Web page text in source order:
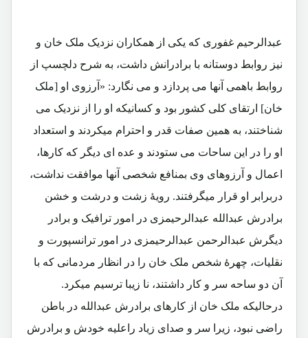
عبدالرحیم غفوری که یکی از همکاران نزدیک ملک خان و
نیز روابط دوستانه با برادرانش داشت، به شرح دلچسپ از
روابط باهمی آنها می پردازد و می نگارد: «آرزوی او [ملک
خان] ارتقای کلی کشور بود و کسانیکه او را از نزدیک می
شناختند، به همین صفات قدر و احترام میکردند و استعداد
او را در این ساحات می ستودند و عده ای دیگر که کارها،
اعمال و آرزوهای وی بمنافع شخصی آنها موافقت نداشت،
دربرابر او قرار میگرفتند. رویۀ زشت و درشت و خشن
برادرش عبدالله عبدالرحیمزی در امور ترافیک و برادر
دیگرش عبدالرحمن عبدالرحیمزی در امور ترانسپورت و
نقلیات، چهرۀ شخص ملک خان را در انظار مردمانی که با
آن دو ساحه سر و کار داشتند، نا زیبا ترسیم میکرد.
درحالیکه ملک خان از کارهای برادرش عبدالله در باطن
راضی نبود، زیرا سر و صدای زیاد راعلیه خودش و برادرش